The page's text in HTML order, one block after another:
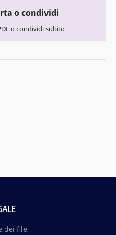
o condividi
o condividi subito
dei file